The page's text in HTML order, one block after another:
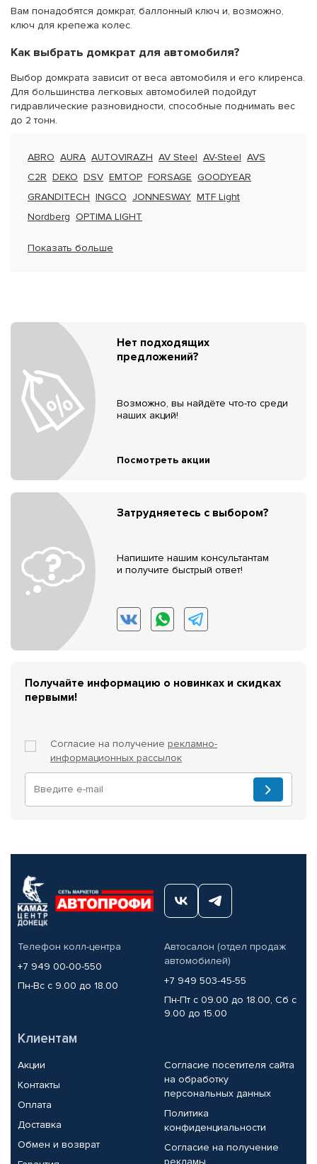
Вам понадобятся домкрат, баллонный ключ и, возможно,
ключ для крепежа колес.
Как выбрать домкрат для автомобиля?
Выбор домкрата зависит от веса автомобиля и его клиренса.
Для большинства легковых автомобилей подойдут
гидравлические разновидности, способные поднимать вес
до 2 тонн.
ABRO AURA AUTOVIRAZH AV Steel AV-Steel AVS
C2R DEKO DSV EMTOP FORSAGE GOODYEAR
GRANDITECH INGCO JONNESWAY MTF Light
Nordberg OPTIMA LIGHT
Показать больше
Нет подходящих
предложений?
Возможно, вы найдёте что-то среди
наших акций!
Посмотреть акции
Затрудняетесь с выбором?
Напишите нашим консультантам
и получите быстрый ответ!
Получайте информацию о новинках и скидках
первыми!
Согласие на получение рекламно-
информационных рассылок
Телефон колл-центра
+7 949 00-00-550
Пн-Вс с 9.00 до 18.00
Автосалон (отдел продаж
автомобилей)
+7 949 503-45-55
Пн-Пт с 09.00 до 18.00, Сб с
9.00 до 15.00
Клиентам
Акции
Контакты
Оплата
Доставка
Обмен и возврат
Согласие посетителя сайта
на обработку
персональных данных
Политика
конфиденциальности
Согласие на получение